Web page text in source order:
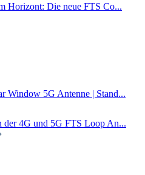
Horizont: Die neue FTS Co...
Window 5G Antenne | Stand...
der 4G und 5G FTS Loop An...